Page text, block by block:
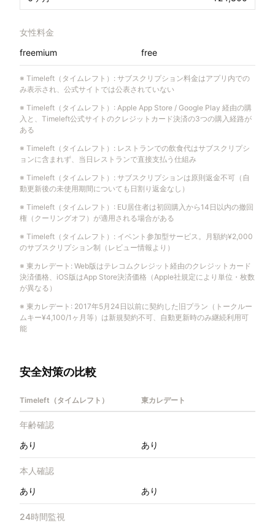
女性料金
freemium
free
※ Timeleft（タイムレフト） : サブスクリプション料金はアプリ内での
み表示され、公式サイトでは公表されていない
※ Timeleft（タイムレフト） : Apple App Store / Google Play 経由の購
入と、Timeleft公式サイトのクレジットカード決済の3つの購入経路が
ある
※ Timeleft（タイムレフト） : レストランでの飲食代はサブスクリプシ
ョンに含まれず、当日レストランで直接支払う仕組み
※ Timeleft（タイムレフト） : サブスクリプションは原則返金不可（自
動更新後の未使用期間についても日割り返金なし）
※ Timeleft（タイムレフト） : EU居住者は初回購入から14日以内の撤回
権（クーリングオフ）が適用される場合がある
※ Timeleft（タイムレフト） : イベント参加型サービス。月額約¥2,000
のサブスクリプション制（レビュー情報より）
※ 東カレデート : Web版はテレコムクレジット経由のクレジットカード
決済価格、iOS版はApp Store決済価格（Apple社規定により単位・枚数
が異なる）
※ 東カレデート : 2017年5月24日以前に契約した旧プラン（トークルー
ムキー¥4,100/1ヶ月等）は新規契約不可、自動更新時のみ継続利用可
能
安全対策の比較
Timeleft（タイムレフト） 東カレデート
年齢確認
あり
あり
本人確認
あり
あり
24時間監視